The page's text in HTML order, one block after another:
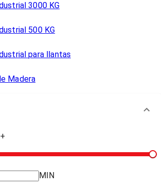
3000 KG
500 KG
para llantas
Madera
MIN